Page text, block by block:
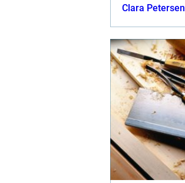
Clara Petersen